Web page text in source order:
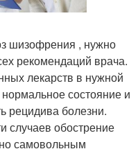
шизофрения , нужно
рекомендаций врача.
лекарств в нужной
состояние и
рецидива болезни.
случаев обострение
самовольным